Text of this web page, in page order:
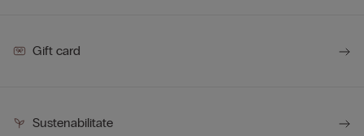
Gift card
Sustenabilitate